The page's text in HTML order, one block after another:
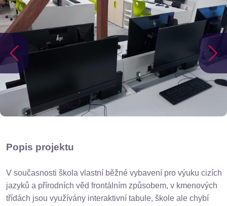
Popis projektu
V současnosti škola vlastní běžné vybavení pro výuku cizích
jazyků a přírodních věd frontálním způsobem, v kmenových
třídách jsou využívány interaktivní tabule, škole ale chybí